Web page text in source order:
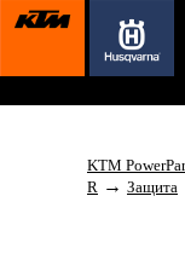
KTM
R → Защита